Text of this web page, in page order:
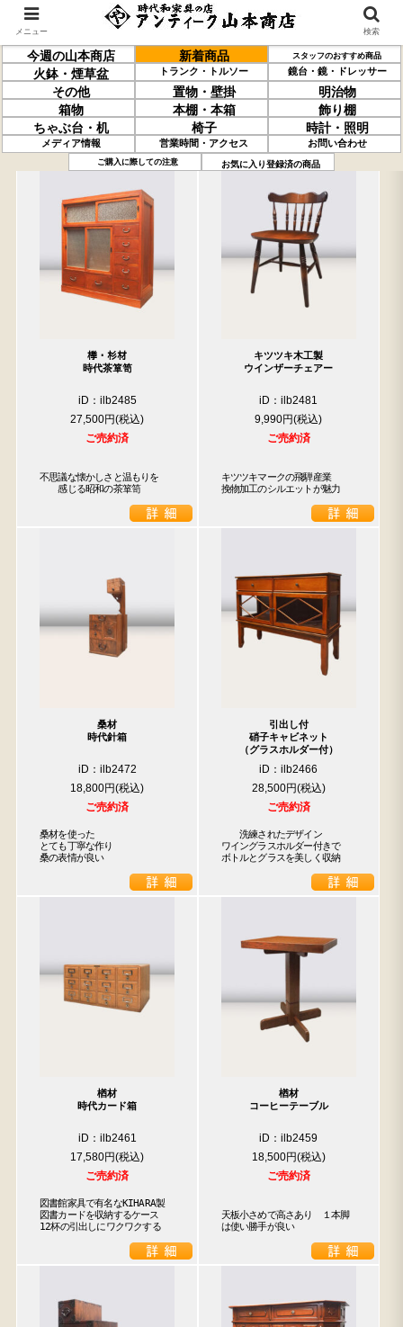
今週の山本商店 新着商品 スタッフのおすすめ商品
火鉢・煙草盆 トランク・トルソー 鏡台・鏡・ドレッサー
その他 置物・壁掛
明治物
箱物
本棚・本箱
飾り棚
ちゃぶ台・机
椅子 時計・照明
メディア情報 営業時間・アクセス お問い合わせ
ご購入に際しての注意 お気に入り登録済の商品
過去の取り扱い商品(5月1日分) 売約済の商品を非表示にする
﨔・杉材
時代茶箪笥
iD：ilb2485
27,500円
ご売約済
不思議な懐かしさと温もりを
感じる昭和の茶箪笥
キツツキ木工製
ウインザーチェアー
iD：ilb2481
9,990円
ご売約済
キツツキマークの飛騨産業
挽物加工のシルエットが魅力
桑材
時代針箱
iD：ilb2472
18,800円
ご売約済
桑材を使った
とても丁寧な作り
桑の表情が良い
引出し付
硝子キャビネット
（グラスホルダー付）
iD：ilb2466
28,500円
ご売約済
洗練されたデザイン
ワイングラスホルダー付きで
ボトルとグラスを美しく収納
楢材
時代カード箱
iD：ilb2461
17,580円
ご売約済
図書館家具で有名なKIHARA製
図書カードを収納するケース
12杯の引出しにワクワクする
楢材
コーヒーテーブル
iD：ilb2459
18,500円
ご売約済
天板小さめで高さあり　１本脚
は使い勝手が良い
メニュー 検索